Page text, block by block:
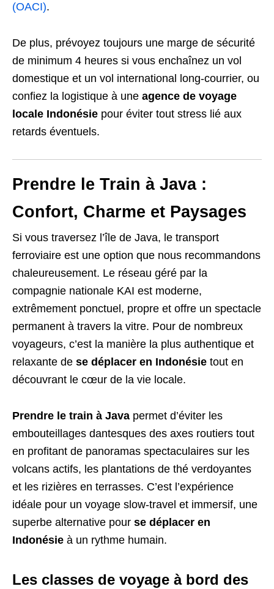
(OACI).
De plus, prévoyez toujours une marge de sécurité
de minimum 4 heures si vous enchaînez un vol
domestique et un vol international long-courrier, ou
confiez la logistique à une agence de voyage
locale Indonésie pour éviter tout stress lié aux
retards éventuels.
Prendre le Train à Java :
Confort, Charme et Paysages
Si vous traversez l’île de Java, le transport
ferroviaire est une option que nous recommandons
chaleureusement. Le réseau géré par la
compagnie nationale KAI est moderne,
extrêmement ponctuel, propre et offre un spectacle
permanent à travers la vitre. Pour de nombreux
voyageurs, c’est la manière la plus authentique et
relaxante de se déplacer en Indonésie tout en
découvrant le cœur de la vie locale.
Prendre le train à Java permet d’éviter les
embouteillages dantesques des axes routiers tout
en profitant de panoramas spectaculaires sur les
volcans actifs, les plantations de thé verdoyantes
et les rizières en terrasses. C’est l’expérience
idéale pour un voyage slow-travel et immersif, une
superbe alternative pour se déplacer en
Indonésie à un rythme humain.
Les classes de voyage à bord des